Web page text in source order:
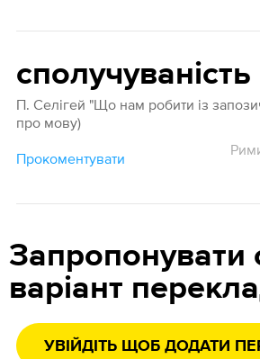
сполучуваність
П. Селігей "Що нам робити із
про мову)
Прокоментувати
Запропонувати
варіант
УВІЙДІТЬ ЩОБ ДОДАТИ